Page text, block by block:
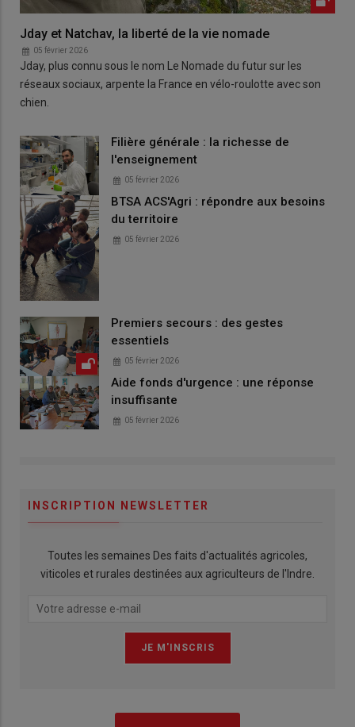
Jday et Natchav, la liberté de la vie nomade
05 février 2026
Jday, plus connu sous le nom Le Nomade du futur sur les
réseaux sociaux, arpente la France en vélo-roulotte avec son
chien.
Filière générale : la richesse de
l'enseignement
05 février 2026
BTSA ACS'Agri : répondre aux besoins
du territoire
05 février 2026
Premiers secours : des gestes
essentiels
05 février 2026
Aide fonds d'urgence : une réponse
insuffisante
05 février 2026
INSCRIPTION NEWSLETTER
Toutes les semaines Des faits d'actualités agricoles,
viticoles et rurales destinées aux agriculteurs de l'Indre.